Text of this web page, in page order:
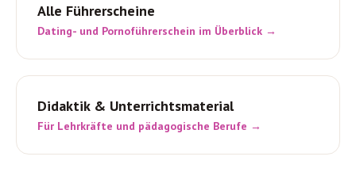
Alle Führerscheine
Dating- und Pornoführerschein im Überblick →
Didaktik & Unterrichtsmaterial
Für Lehrkräfte und pädagogische Berufe →